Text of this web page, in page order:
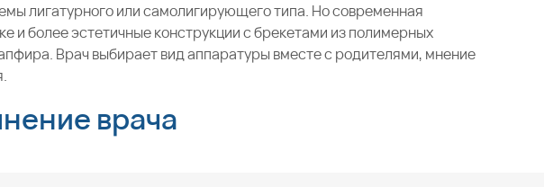
лигатурного или самолигирующего типа. Но современная
и более эстетичные конструкции с брекетами из полимерных
Врач выбирает вид аппаратуры вместе с родителями, мнение
врача